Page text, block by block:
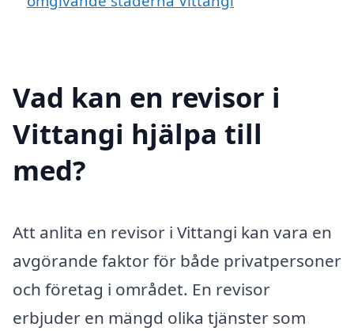
Vad kan en revisor i
Vittangi hjälpa till
med?
Att anlita en revisor i Vittangi kan vara en
avgörande faktor för både privatpersoner
och företag i området. En revisor
erbjuder en mängd olika tjänster som